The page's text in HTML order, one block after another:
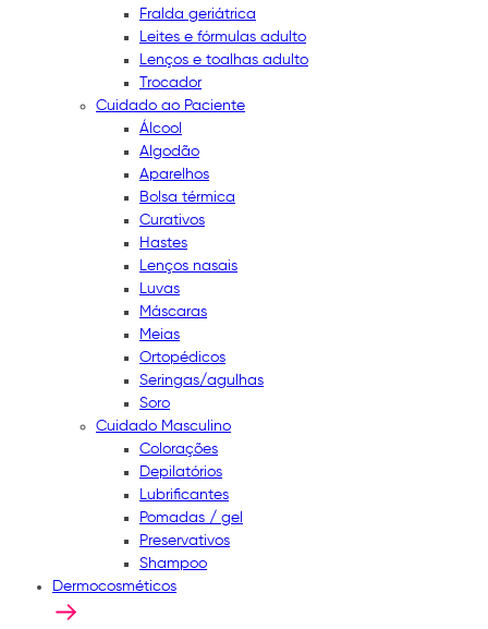
Fralda geriátrica
Leites e fórmulas adulto
Lenços e toalhas adulto
Trocador
Cuidado ao Paciente
Álcool
Algodão
Aparelhos
Bolsa térmica
Curativos
Hastes
Lenços nasais
Luvas
Máscaras
Meias
Ortopédicos
Seringas/agulhas
Soro
Cuidado Masculino
Colorações
Depilatórios
Lubrificantes
Pomadas / gel
Preservativos
Shampoo
Dermocosméticos